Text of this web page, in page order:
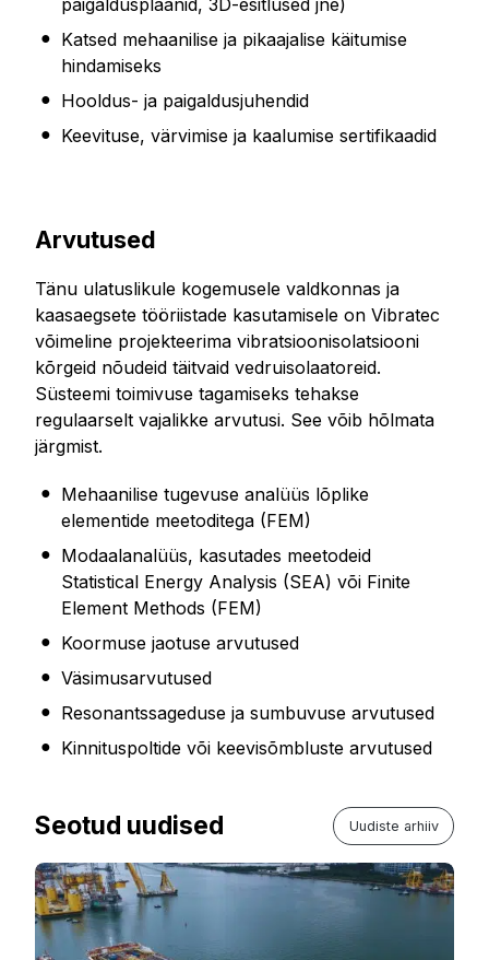
paigaldusplaanid, 3D-esitlused jne)
Katsed mehaanilise ja pikaajalise käitumise
hindamiseks
Hooldus- ja paigaldusjuhendid
Keevituse, värvimise ja kaalumise sertifikaadid
Arvutused
Tänu ulatuslikule kogemusele valdkonnas ja
kaasaegsete tööriistade kasutamisele on Vibratec
võimeline projekteerima vibratsioonisolatsiooni
kõrgeid nõudeid täitvaid vedruisolaatoreid.
Süsteemi toimivuse tagamiseks tehakse
regulaarselt vajalikke arvutusi. See võib hõlmata
järgmist.
Mehaanilise tugevuse analüüs lõplike
elementide meetoditega (FEM)
Modaalanalüüs, kasutades meetodeid
Statistical Energy Analysis (SEA) või Finite
Element Methods (FEM)
Koormuse jaotuse arvutused
Väsimusarvutused
Resonantssageduse ja sumbuvuse arvutused
Kinnituspoltide või keevisõmbluste arvutused
Seotud uudised Uudiste arhiiv